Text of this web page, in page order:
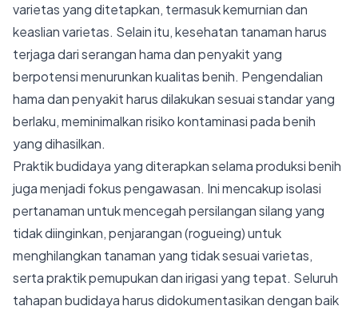
varietas yang ditetapkan, termasuk kemurnian dan
keaslian varietas. Selain itu, kesehatan tanaman harus
terjaga dari serangan hama dan penyakit yang
berpotensi menurunkan kualitas benih. Pengendalian
hama dan penyakit harus dilakukan sesuai standar yang
berlaku, meminimalkan risiko kontaminasi pada benih
yang dihasilkan.
Praktik budidaya yang diterapkan selama produksi benih
juga menjadi fokus pengawasan. Ini mencakup isolasi
pertanaman untuk mencegah persilangan silang yang
tidak diinginkan, penjarangan (rogueing) untuk
menghilangkan tanaman yang tidak sesuai varietas,
serta praktik pemupukan dan irigasi yang tepat. Seluruh
tahapan budidaya harus didokumentasikan dengan baik